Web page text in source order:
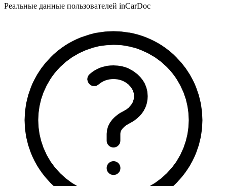
Реальные данные пользователей inCarDoc